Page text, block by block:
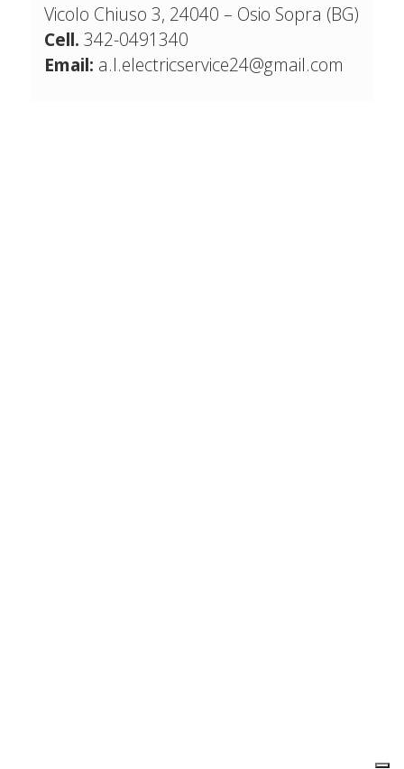
Vicolo Chiuso 3, 24040 – Osio Sopra (BG)
Cell. 342-0491340
Email: a.l.electricservice24@gmail.com